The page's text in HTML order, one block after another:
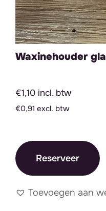
Waxinehouder
€1,10 incl. btw
€0,91 excl. btw
Reserveer
Toevoegen aan